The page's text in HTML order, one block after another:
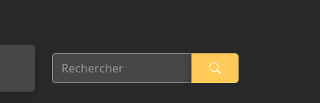
Rechercher